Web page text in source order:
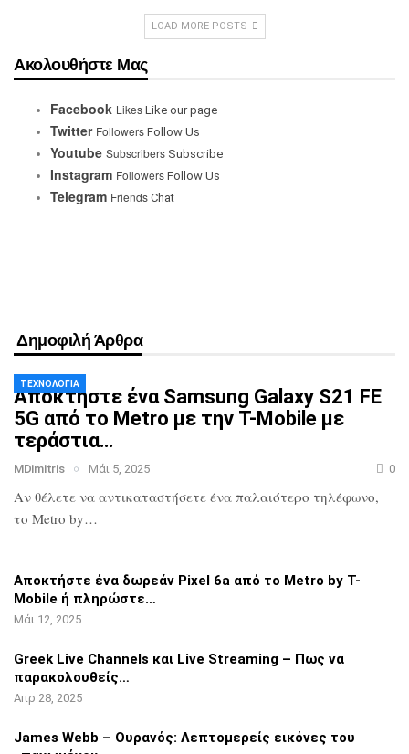
LOAD MORE POSTS
Ακολουθήστε Μας
Facebook Likes Like our page
Twitter Followers Follow Us
Youtube Subscribers Subscribe
Instagram Followers Follow Us
Telegram Friends Chat
Δημοφιλή Άρθρα
ΤΕΧΝΟΛΟΓΊΑ
Αποκτήστε ένα Samsung Galaxy S21 FE
5G από το Metro με την T-Mobile με
τεράστια…
MDimitris Μάι 5, 2025 0
Αν θέλετε να αντικαταστήσετε ένα παλαιότερο τηλέφωνο,
το Metro by…
Αποκτήστε ένα δωρεάν Pixel 6a από το Metro by T-
Mobile ή πληρώστε…
Μάι 12, 2025
Greek Live Channels και Live Streaming – Πως να
παρακολουθείς…
Απρ 28, 2025
James Webb – Ουρανός: Λεπτομερείς εικόνες του